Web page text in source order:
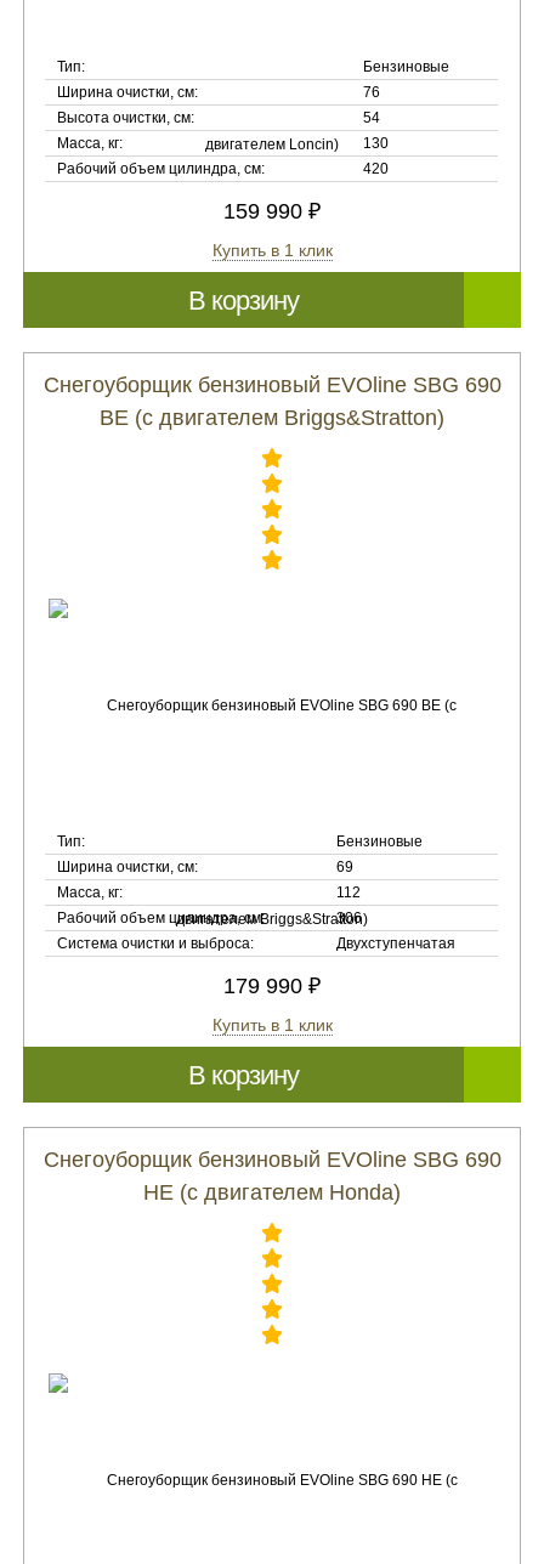
Тип:
Бензиновые
Ширина очистки, см:
76
Высота очистки, см:
54
Масса, кг:
130
Рабочий объем цилиндра, см:
420
159 990 ₽
Купить в 1 клик
В корзину
Снегоуборщик бензиновый EVOline SBG 690
BE (с двигателем Briggs&Stratton)
Тип:
Бензиновые
Ширина очистки, см:
69
Масса, кг:
112
Рабочий объем цилиндра, см:
306
Система очистки и выброса:
Двухступенчатая
179 990 ₽
Купить в 1 клик
В корзину
Снегоуборщик бензиновый EVOline SBG 690
HE (с двигателем Honda)